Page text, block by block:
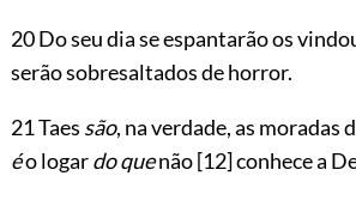
20 Do seu dia se espantarão os
serão sobresaltados de horror.
21 Taes são, na verdade, as moradas
éo logardo quenão[12]conhece a